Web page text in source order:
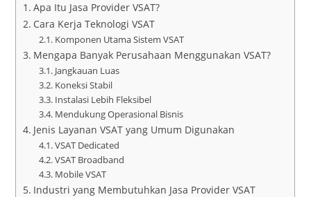
Apa Itu Jasa Provider VSAT?
Cara Kerja Teknologi VSAT
Komponen Utama Sistem VSAT
Mengapa Banyak Perusahaan Menggunakan VSAT?
Jangkauan Luas
Koneksi Stabil
Instalasi Lebih Fleksibel
Mendukung Operasional Bisnis
Jenis Layanan VSAT yang Umum Digunakan
VSAT Dedicated
VSAT Broadband
Mobile VSAT
Industri yang Membutuhkan Jasa Provider VSAT